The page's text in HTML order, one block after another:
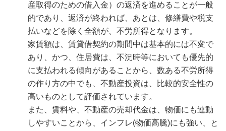
産取得のための借入金）の返済を進めることが一般
的であり、返済が終われば、あとは、修繕費や税支
払いなどを除く全額が、不労所得となります。
家賃額は、賃貸借契約の期間中は基本的には不変で
あり、かつ、住居費は、不況時等においても優先的
に支払われる傾向があることから、数ある不労所得
の作り方の中でも、不動産投資は、比較的安全性の
高いものとして評価されています。
また、賃料や、不動産の売却代金は、物価にも連動
しやすいことから、インフレ(物価高騰)にも強い、と